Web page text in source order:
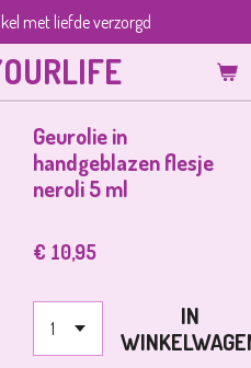
met liefde verzorgd
Geurolie in
handgeblazen flesje
neroli 5 ml
€ 10,95
IN